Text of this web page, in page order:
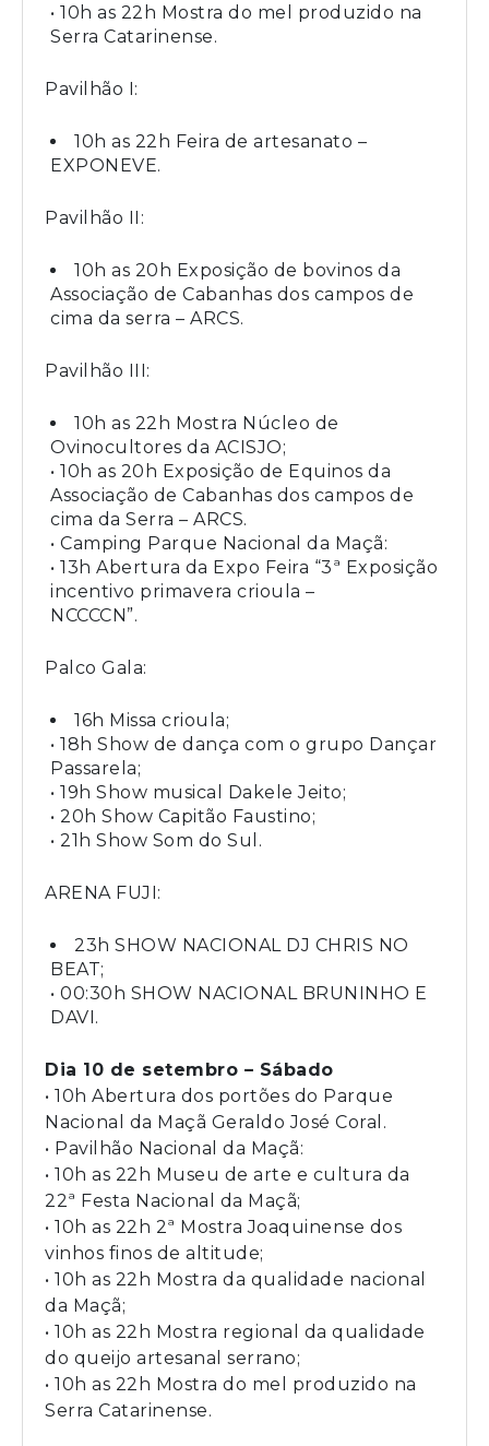
• 10h as 22h Mostra do mel produzido na
Serra Catarinense.
Pavilhão I:
10h as 22h Feira de artesanato –
EXPONEVE.
Pavilhão II:
10h as 20h Exposição de bovinos da
Associação de Cabanhas dos campos de
cima da serra – ARCS.
Pavilhão III:
10h as 22h Mostra Núcleo de
Ovinocultores da ACISJO;
• 10h as 20h Exposição de Equinos da
Associação de Cabanhas dos campos de
cima da Serra – ARCS.
• Camping Parque Nacional da Maçã:
• 13h Abertura da Expo Feira “3ª Exposição
incentivo primavera crioula –
NCCCCN”.
Palco Gala:
16h Missa crioula;
• 18h Show de dança com o grupo Dançar
Passarela;
• 19h Show musical Dakele Jeito;
• 20h Show Capitão Faustino;
• 21h Show Som do Sul.
ARENA FUJI:
23h SHOW NACIONAL DJ CHRIS NO
BEAT;
• 00:30h SHOW NACIONAL BRUNINHO E
DAVI.
Dia 10 de setembro – Sábado
• 10h Abertura dos portões do Parque
Nacional da Maçã Geraldo José Coral.
• Pavilhão Nacional da Maçã:
• 10h as 22h Museu de arte e cultura da
22ª Festa Nacional da Maçã;
• 10h as 22h 2ª Mostra Joaquinense dos
vinhos finos de altitude;
• 10h as 22h Mostra da qualidade nacional
da Maçã;
• 10h as 22h Mostra regional da qualidade
do queijo artesanal serrano;
• 10h as 22h Mostra do mel produzido na
Serra Catarinense.